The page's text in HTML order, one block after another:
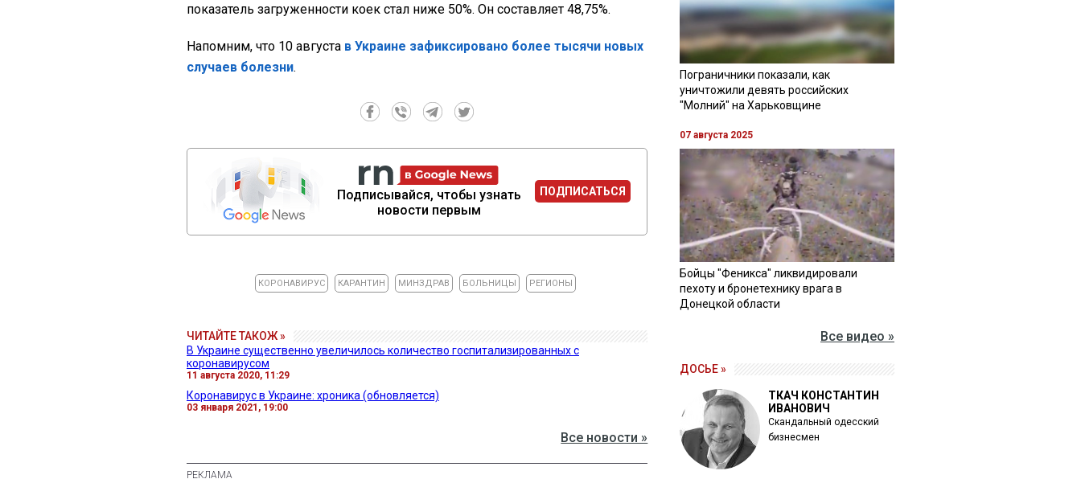
показатель загруженности коек стал ниже 50%. Он составляет 48,75%.
Напомним, что 10 августа в Украине зафиксировано более тысячи новых
случаев болезни.
Подписывайся, чтобы узнать
новости первым
ПОДПИСАТЬСЯ
КОРОНАВИРУС КАРАНТИН МИНЗДРАВ БОЛЬНИЦЫ РЕГИОНЫ
ЧИТАЙТЕ ТАКОЖ »
В Украине существенно увеличилось количество госпитализированных с
коронавирусом
11 августа 2020, 11:29
Коронавирус в Украине: хроника (обновляется)
03 января 2021, 19:00
Все новости »
Пограничники показали, как
уничтожили девять российских
"Молний" на Харьковщине
07 августа 2025
Бойцы "Феникса" ликвидировали
пехоту и бронетехнику врага в
Донецкой области
Все видео »
ДОСЬЕ »
ТКАЧ КОНСТАНТИН
ИВАНОВИЧ
Скандальный одесский
бизнесмен